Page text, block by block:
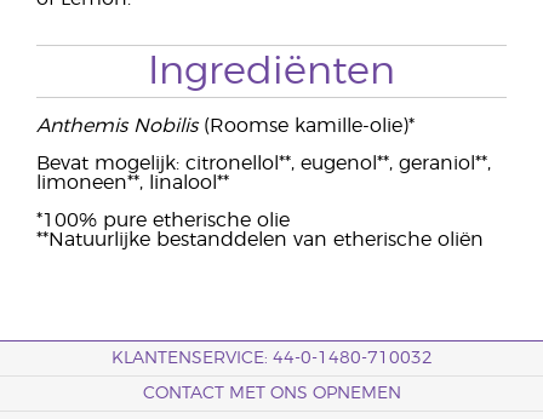
Ingrediënten
Anthemis Nobilis(Roomse kamille-olie)*
Bevat mogelijk: citronellol**, eugenol**, geraniol**,
limoneen**, linalool**
*100% pure etherische olie
**Natuurlijke bestanddelen van etherische oliën
KLANTENSERVICE: 44-0-1480-710032
CONTACT MET ONS OPNEMEN